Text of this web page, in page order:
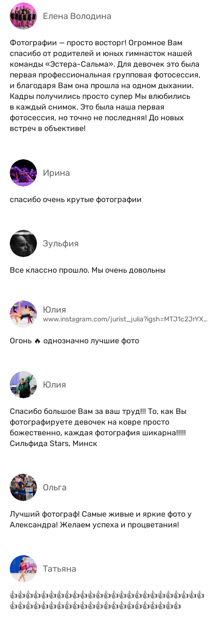
Елена Володина
Фотографии — просто восторг! Огромное Вам
спасибо от родителей и юных гимнасток нашей
команды «Эстера-Сальма». Для девочек это была
первая профессиональная групповая фотосессия,
и благодаря Вам она прошла на одном дыхании.
Кадры получились просто супер Мы влюбились
в каждый снимок. Это была наша первая
фотосессия, но точно не последняя! До новых
встреч в объективе!
Ирина
спасибо очень крутые фотографии
Зульфия
Все классно прошло. Мы очень довольны
Юлия
www.instagram.com/jurist_julia?igsh=MTJ1c2JrYXRmeDZ4Yg%3D%3D&utm_source=qr
Огонь 🔥 однозначно лучшие фото
Юлия
Спасибо большое Вам за ваш труд!!! То, как Вы
фотографируете девочек на ковре просто
божественно, каждая фотография шикарна!!!!!
Сильфида Stars, Минск
Ольга
Лучший фотограф! Самые живые и яркие фото у
Александра! Желаем успеха и процветания!
Татьяна
👍👍👍👍👍👍👍👍👍👍👍👍👍👍👍👍👍👍👍👍👍👍👍👍👍
👍👍👍👍👍👍👍👍👍👍👍👍👍👍👍👍👍👍👍👍👍👍